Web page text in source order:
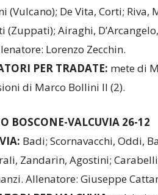
(Vulcano); De Vita, Corti;
(Zuppati); Airaghi,
Lorenzo Zecchin.
PER TRADATE: mete di
di Marco Bollini II (2).
BOSCONE-VALCUVIA 26-12
Badi; Scornavacchi, Oddi,
Zandarin, Agostini;
Allenatore: Giuseppe